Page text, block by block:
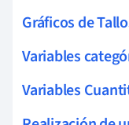
Gráficos de
Variables
Variables